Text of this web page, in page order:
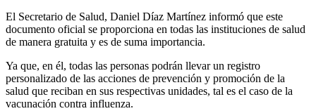
El Secretario de Salud, Daniel Díaz Martínez informó que este
documento oficial se proporciona en todas las instituciones de salud
de manera gratuita y es de suma importancia.
Ya que, en él, todas las personas podrán llevar un registro
personalizado de las acciones de prevención y promoción de la
salud que reciban en sus respectivas unidades, tal es el caso de la
vacunación contra influenza.